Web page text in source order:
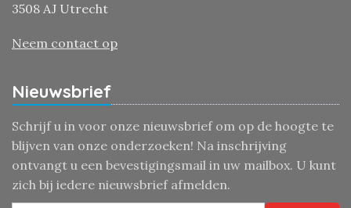
3508 AJ Utrecht
Neem contact op
Nieuwsbrief
Schrijf u in voor onze nieuwsbrief om op de hoogte te
blijven van onze onderzoeken! Na inschrijving
ontvangt u een bevestigingsmail in uw mailbox. U kunt
zich bij iedere nieuwsbrief afmelden.